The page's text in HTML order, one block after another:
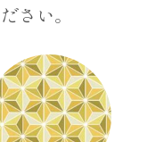
さい。